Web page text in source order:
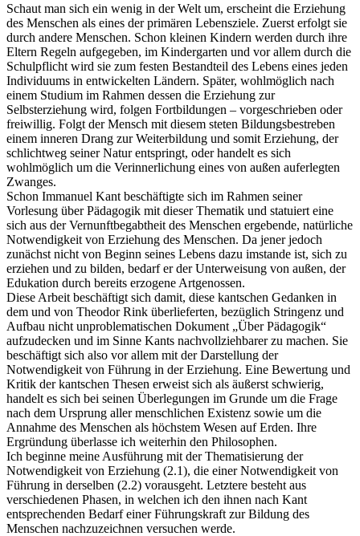
Schaut man sich ein wenig in der Welt um, erscheint die Erziehung
des Menschen als eines der primären Lebensziele. Zuerst erfolgt sie
durch andere Menschen. Schon kleinen Kindern werden durch ihre
Eltern Regeln aufgegeben, im Kindergarten und vor allem durch die
Schulpflicht wird sie zum festen Bestandteil des Lebens eines jeden
Individuums in entwickelten Ländern. Später, wohlmöglich nach
einem Studium im Rahmen dessen die Erziehung zur
Selbsterziehung wird, folgen Fortbildungen – vorgeschrieben oder
freiwillig. Folgt der Mensch mit diesem steten Bildungsbestreben
einem inneren Drang zur Weiterbildung und somit Erziehung, der
schlichtweg seiner Natur entspringt, oder handelt es sich
wohlmöglich um die Verinnerlichung eines von außen auferlegten
Zwanges.
Schon Immanuel Kant beschäftigte sich im Rahmen seiner
Vorlesung über Pädagogik mit dieser Thematik und statuiert eine
sich aus der Vernunftbegabtheit des Menschen ergebende, natürliche
Notwendigkeit von Erziehung des Menschen. Da jener jedoch
zunächst nicht von Beginn seines Lebens dazu imstande ist, sich zu
erziehen und zu bilden, bedarf er der Unterweisung von außen, der
Edukation durch bereits erzogene Artgenossen.
Diese Arbeit beschäftigt sich damit, diese kantschen Gedanken in
dem und von Theodor Rink überlieferten, bezüglich Stringenz und
Aufbau nicht unproblematischen Dokument „Über Pädagogik“
aufzudecken und im Sinne Kants nachvollziehbarer zu machen. Sie
beschäftigt sich also vor allem mit der Darstellung der
Notwendigkeit von Führung in der Erziehung. Eine Bewertung und
Kritik der kantschen Thesen erweist sich als äußerst schwierig,
handelt es sich bei seinen Überlegungen im Grunde um die Frage
nach dem Ursprung aller menschlichen Existenz sowie um die
Annahme des Menschen als höchstem Wesen auf Erden. Ihre
Ergründung überlasse ich weiterhin den Philosophen.
Ich beginne meine Ausführung mit der Thematisierung der
Notwendigkeit von Erziehung (2.1), die einer Notwendigkeit von
Führung in derselben (2.2) vorausgeht. Letztere besteht aus
verschiedenen Phasen, in welchen ich den ihnen nach Kant
entsprechenden Bedarf einer Führungskraft zur Bildung des
Menschen nachzuzeichnen versuchen werde.